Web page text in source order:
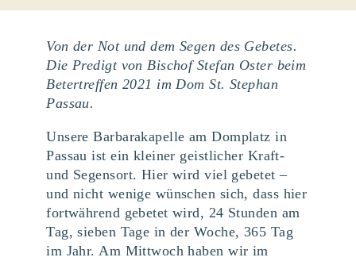
Von der Not und dem Segen des Gebetes.
Die Predigt von Bischof Stefan Oster beim
Betertreffen 2021 im Dom St. Stephan
Passau.
Unsere Barbarakapelle am Domplatz in
Passau ist ein kleiner geistlicher Kraft-
und Segensort. Hier wird viel gebetet –
und nicht wenige wünschen sich, dass hier
fortwährend gebetet wird, 24 Stunden am
Tag, sieben Tage in der Woche, 365 Tag
im Jahr. Am Mittwoch haben wir im